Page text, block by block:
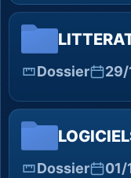
Dossier 29/
Dossier 01/